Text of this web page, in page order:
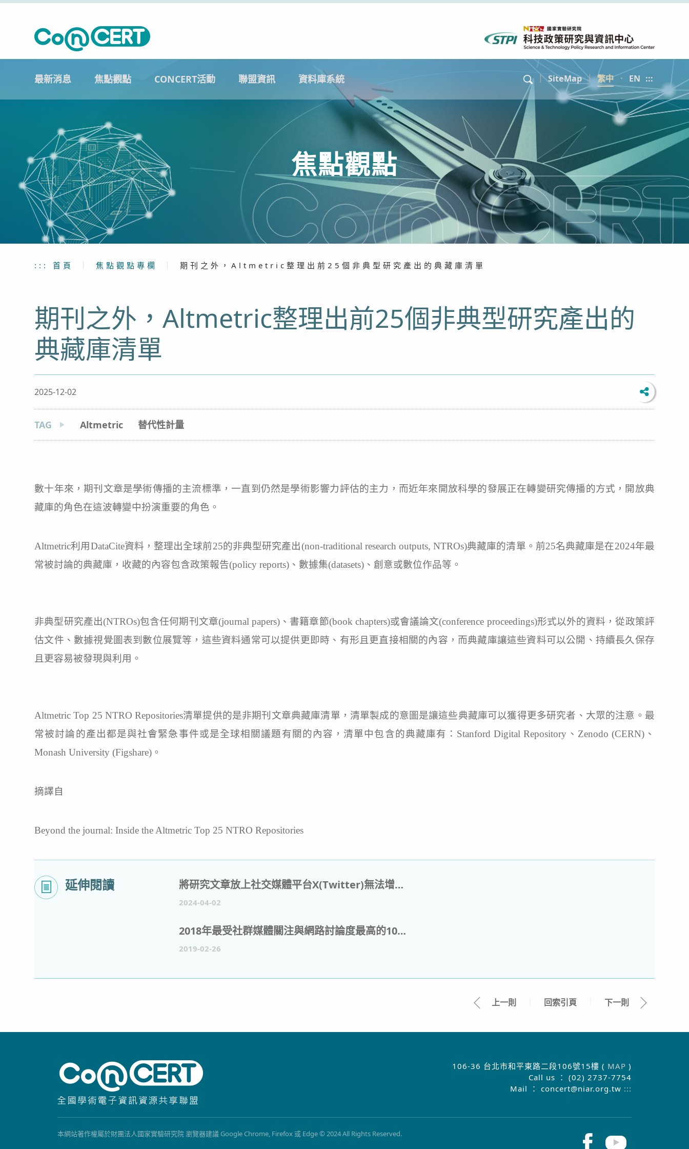
最新消息 焦點觀點 CONCERT活動 聯盟資訊 資料庫系統 ｜SiteMap｜繁中． EN :::
焦點觀點
:::首頁 焦點觀點專欄 期刊之外，Altmetric整理出前25個非典型研究產出的典藏庫清單
期刊之外，Altmetric整理出前25個非典型研究產出的
典藏庫清單
2025-12-02
TAG Altmetric 替代性計量
數十年來，期刊文章是學術傳播的主流標準，一直到仍然是學術影響力評估的主力，而近年來開放科學的發展正在轉變研究傳播的方式，開放典
藏庫的角色在這波轉變中扮演重要的角色。
Altmetric利用DataCite資料，整理出全球前25的非典型研究產出(non-traditional research outputs, NTROs)典藏庫的清單。前25名典藏庫是在2024年最
常被討論的典藏庫，收藏的內容包含政策報告(policy reports)、數據集(datasets)、創意或數位作品等。
非典型研究產出(NTROs)包含任何期刊文章(journal papers)、書籍章節(book chapters)或會議論文(conference proceedings)形式以外的資料，從政策評
估文件、數據視覺圖表到數位展覽等，這些資料通常可以提供更即時、有形且更直接相關的內容，而典藏庫讓這些資料可以公開、持續長久保存
且更容易被發現與利用。
Altmetric Top 25 NTRO Repositories清單提供的是非期刊文章典藏庫清單，清單製成的意圖是讓這些典藏庫可以獲得更多研究者、大眾的注意。最
常被討論的產出都是與社會緊急事件或是全球相關議題有關的內容，清單中包含的典藏庫有：Stanford Digital Repository、Zenodo (CERN)、
Monash University (Figshare)。
摘譯自
Beyond the journal: Inside the Altmetric Top 25 NTRO Repositories
延伸閱讀 將研究文章放上社交媒體平台X(Twitter)無法增加引用
2024-04-02
2018年最受社群媒體關注與網路討論度最高的100篇學術研究論文
2019-02-26
上一則 回索引頁 下一則
106-36 台北市和平東路二段106號15樓 ( MAP )
Call us ： (02) 2737-7754
Mail ： concert@niar.org.tw :::
本網站著作權屬於財團法人國家實驗研究院 瀏覽器建議 Google Chrome, Firefox 或 Edge © 2024 All Rights Reserved.